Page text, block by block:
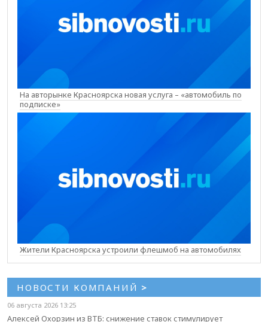
На авторынке Красноярска новая услуга – «автомобиль по
подписке»
Жители Красноярска устроили флешмоб на автомобилях
НОВОСТИ КОМПАНИЙ >
06 августа 2026 13:25
Алексей Охорзин из ВТБ: снижение ставок стимулирует